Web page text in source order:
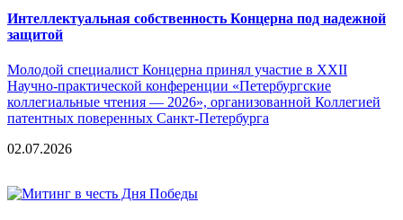
Интеллектуальная собственность Концерна под надежной
защитой
Молодой специалист Концерна принял участие в XXII
Научно-практической конференции «Петербургские
коллегиальные чтения — 2026», организованной Коллегией
патентных поверенных Санкт-Петербурга
02.07.2026